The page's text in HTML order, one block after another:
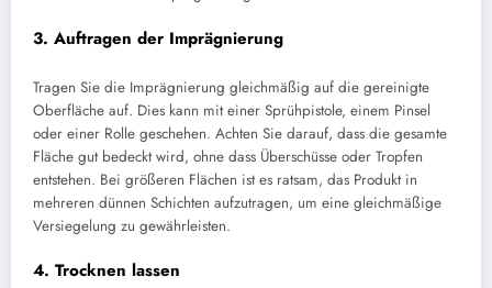
3. Auftragen der Imprägnierung
Tragen Sie die Imprägnierung gleichmäßig auf die gereinigte
Oberfläche auf. Dies kann mit einer Sprühpistole, einem Pinsel
oder einer Rolle geschehen. Achten Sie darauf, dass die gesamte
Fläche gut bedeckt wird, ohne dass Überschüsse oder Tropfen
entstehen. Bei größeren Flächen ist es ratsam, das Produkt in
mehreren dünnen Schichten aufzutragen, um eine gleichmäßige
Versiegelung zu gewährleisten.
4. Trocknen lassen